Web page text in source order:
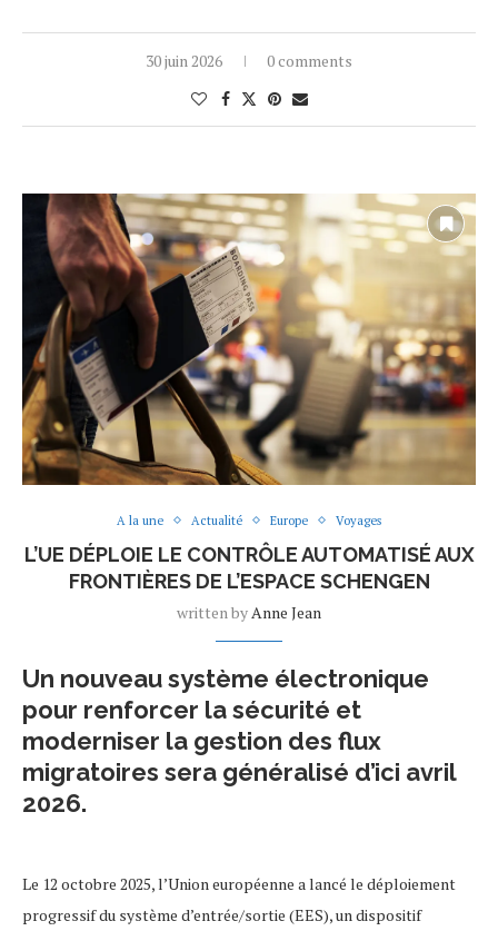
30 juin 2026 0 comments
A la une Actualité Europe Voyages
L’UE DÉPLOIE LE CONTRÔLE AUTOMATISÉ AUX
FRONTIÈRES DE L’ESPACE SCHENGEN
written by Anne Jean
Un nouveau système électronique
pour renforcer la sécurité et
moderniser la gestion des flux
migratoires sera généralisé d’ici avril
2026.
Le 12 octobre 2025, l’Union européenne a lancé le déploiement
progressif du système d’entrée/sortie (EES), un dispositif